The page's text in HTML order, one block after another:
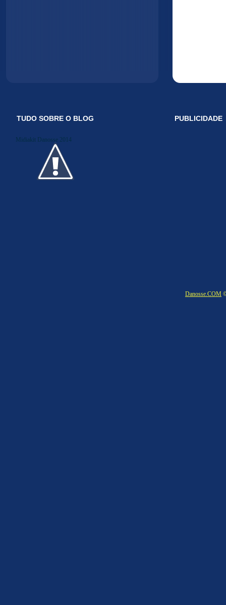
TUDO SOBRE O BLOG
Midiakit Danosse 2014
PUBLICIDADE
Danosse.COM